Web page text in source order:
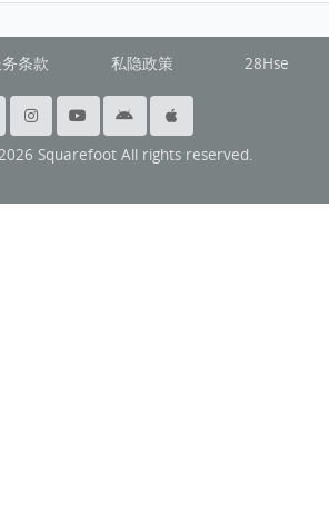
条款 私隐政策 28Hse
Squarefoot All rights reserved.